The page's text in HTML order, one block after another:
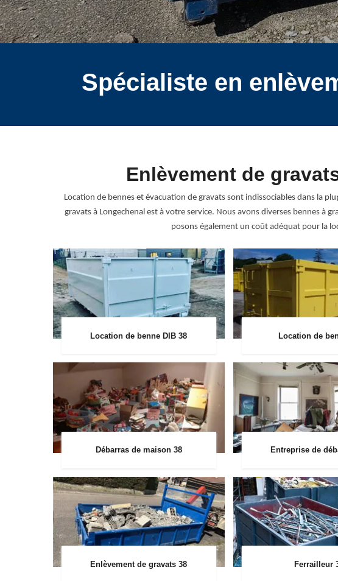
Spécialiste en
Enlèvement de
Location de bennes et évacuation de gravats sont indissociables dans la
gravats à Longechenal est à votre service. Nous avons diverses bennes
posons également un coût adéquat pour la
Location de benne DIB 38 Location de
Débarras de maison 38 Entreprise de
Enlèvement de gravats 38 Ferrailleur